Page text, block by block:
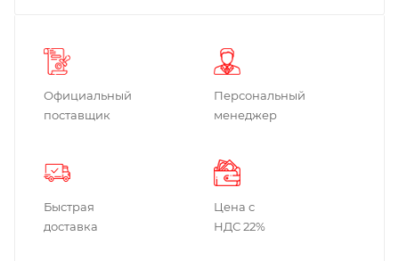
Официальный
поставщик
Персональный
менеджер
Быстрая
доставка
Цена с
НДС 22%